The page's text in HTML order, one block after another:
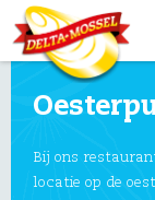
Bij ons
locatie op de